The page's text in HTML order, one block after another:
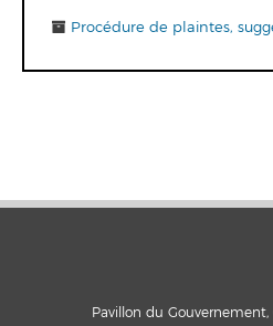
Procédure de plaintes,
Pavillon du Gouvernement,